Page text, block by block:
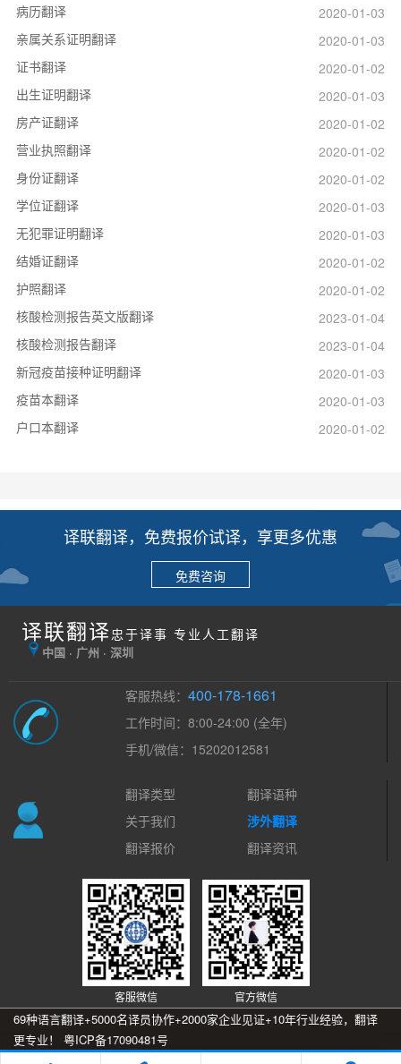
病历翻译
2020-01-03
亲属关系证明翻译
2020-01-03
证书翻译
2020-01-02
出生证明翻译
2020-01-03
房产证翻译
2020-01-02
营业执照翻译
2020-01-02
身份证翻译
2020-01-02
学位证翻译
2020-01-03
无犯罪证明翻译
2020-01-03
结婚证翻译
2020-01-02
护照翻译
2020-01-02
核酸检测报告英文版翻译
2023-01-04
核酸检测报告翻译
2023-01-04
新冠疫苗接种证明翻译
2020-01-03
疫苗本翻译
2020-01-03
户口本翻译
2020-01-02
译联翻译，免费报价试译，享更多优惠
免费咨询
译联翻译 忠于译事 专业人工翻译
中国 · 广州 · 深圳
客服热线：400-178-1661
工作时间：8:00-24:00 (全年)
手机/微信：15202012581
翻译类型
翻译语种
关于我们
涉外翻译
翻译报价
翻译资讯
客服微信 官方微信
69种语言翻译+5000名译员协作+2000家企业见证+10年行业经验，翻译
更专业！ 粤ICP备17090481号